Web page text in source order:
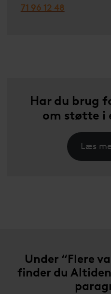
71 96 12 48
Har du brug
om støtte i
Læs
Under “Flere
finder du